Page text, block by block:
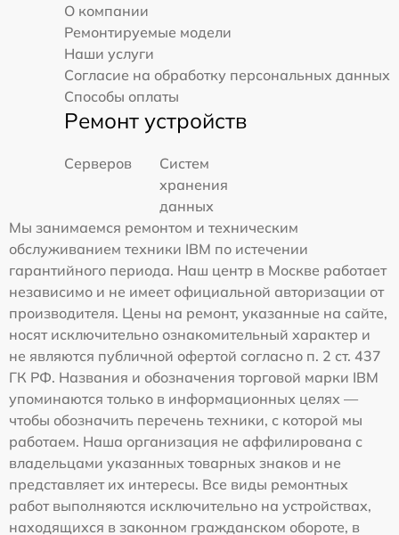
О компании
Ремонтируемые модели
Наши услуги
Согласие на обработку персональных данных
Способы оплаты
Ремонт устройств
Серверов
Систем
хранения
данных
Мы занимаемся ремонтом и техническим
обслуживанием техники IBM по истечении
гарантийного периода. Наш центр в Москве работает
независимо и не имеет официальной авторизации от
производителя. Цены на ремонт, указанные на сайте,
носят исключительно ознакомительный характер и
не являются публичной офертой согласно п. 2 ст. 437
ГК РФ. Названия и обозначения торговой марки IBM
упоминаются только в информационных целях —
чтобы обозначить перечень техники, с которой мы
работаем. Наша организация не аффилирована с
владельцами указанных товарных знаков и не
представляет их интересы. Все виды ремонтных
работ выполняются исключительно на устройствах,
находящихся в законном гражданском обороте, в